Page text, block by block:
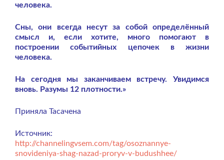
человека.
Сны, они всегда несут за собой определённый
смысл и, если хотите, много помогают в
построении событийных цепочек в жизни
человека.
На сегодня мы заканчиваем встречу. Увидимся
вновь. Разумы 12 плотности.»
Приняла Тасачена
Источник:
http://channelingvsem.com/tag/osoznannye-
snovideniya-shag-nazad-proryv-v-budushhee/